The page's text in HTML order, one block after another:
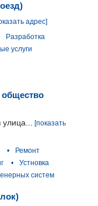
адрес]
Разработка
услуги
общество
улица... [показать
•
Ремонт
•
Устновка
систем